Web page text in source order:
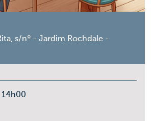
s/nº - Jardim Rochdale -
14h00